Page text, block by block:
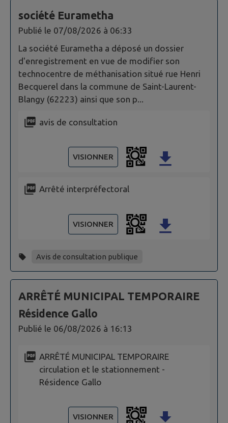
société Eurametha
Publié le 07/08/2026 à 06:33
La société Eurametha a déposé un dossier
d'enregistrement en vue de modifier son
technocentre de méthanisation situé rue Henri
Becquerel dans la commune de Saint-Laurent-
Blangy (62223) ainsi que son p...
avis de consultation
VISIONNER
Arrêté interpréfectoral
VISIONNER
Avis de consultation publique
ARRÊTÉ MUNICIPAL TEMPORAIRE
Résidence Gallo
Publié le 06/08/2026 à 16:13
ARRÊTÉ MUNICIPAL TEMPORAIRE
circulation et le stationnement -
Résidence Gallo
VISIONNER